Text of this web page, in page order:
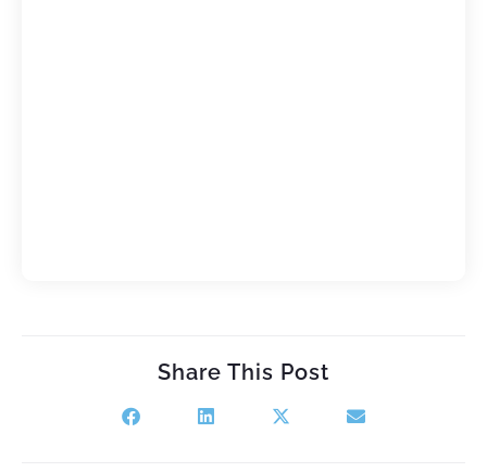
Share This Post